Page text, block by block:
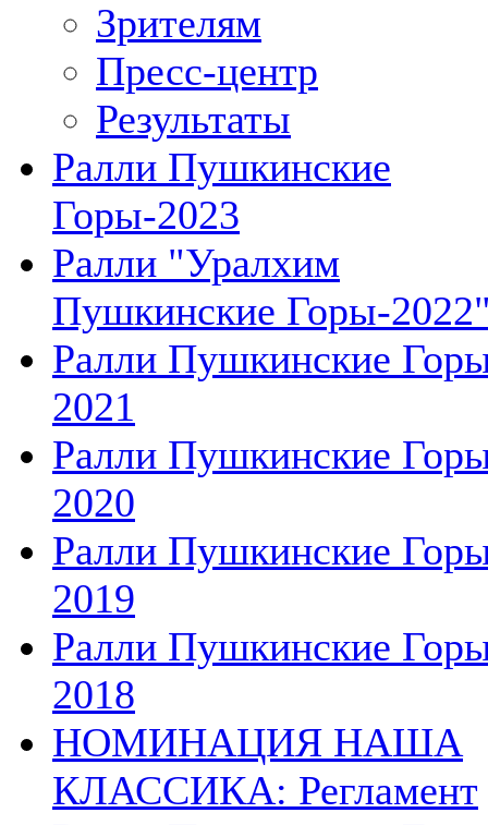
Зрителям
Пресс-центр
Результаты
Ралли Пушкинские
Горы-2023
Ралли "Уралхим
Пушкинские Горы-
Ралли Пушкинские
2021
Ралли Пушкинские
2020
Ралли Пушкинские
2019
Ралли Пушкинские
2018
НОМИНАЦИЯ НАША
КЛАССИКА: Регламент